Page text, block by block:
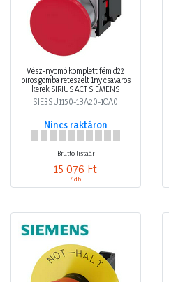
Vész-nyomó komplett fém d22
piros gomba reteszelt 1ny csavaros
kerek SIRIUS ACT SIEMENS
SIE3SU1150-1BA20-1CA0
Nincs raktáron
Bruttó listaár
15 076 Ft
/ db